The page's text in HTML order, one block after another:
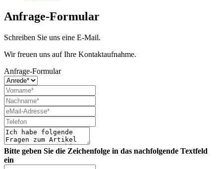
Anfrage-Formular
Schreiben Sie uns eine E-Mail.
Wir freuen uns auf Ihre Kontaktaufnahme.
Anfrage-Formular
Bitte geben Sie die Zeichenfolge in das nachfolgende Textfeld
ein